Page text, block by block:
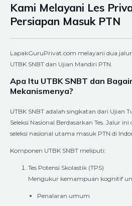
Kami Melayani Les
Persiapan Masuk PTN
LapakGuruPrivat.com melayani dua
UTBK SNBT dan Ujian Mandiri PTN.
Apa Itu UTBK SNBT dan
Mekanismenya?
UTBK SNBT adalah singkatan dari Ujian
Seleksi Nasional Berdasarkan Tes. Jalur
seleksi nasional utama masuk PTN di
Komponen UTBK SNBT meliputi:
Tes Potensi Skolastik (TPS)
Mengukur kemampuan kognitif
Penalaran umum